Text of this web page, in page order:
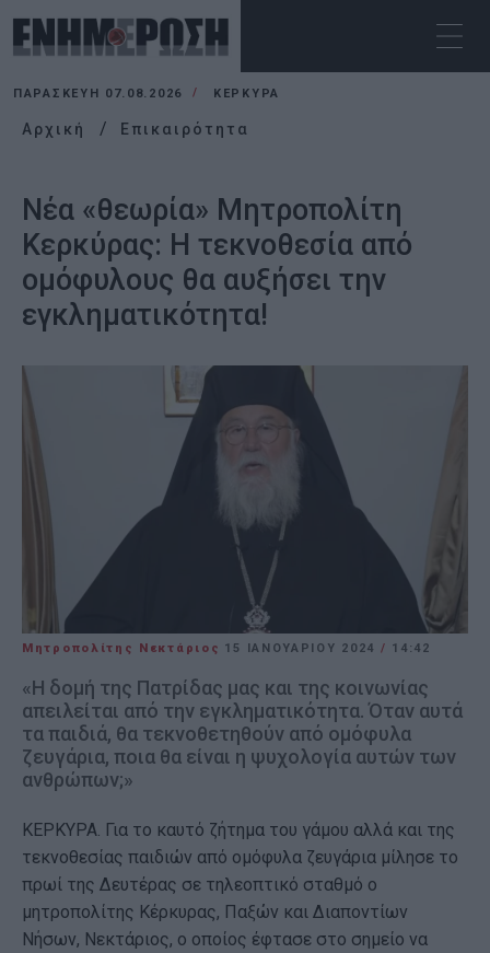
ΠΑΡΑΣΚΕΥΉ 07.08.2026 ΚΕΡΚΥΡΑ
Αρχική Επικαιρότητα
Νέα «θεωρία» Μητροπολίτη
Κερκύρας: Η τεκνοθεσία από
ομόφυλους θα αυξήσει την
εγκληματικότητα!
Μητροπολίτης Νεκτάριος 15 ΙΑΝΟΥΑΡΊΟΥ 2024 / 14:42
«H δομή της Πατρίδας μας και της κοινωνίας
απειλείται από την εγκληματικότητα. Όταν αυτά
τα παιδιά, θα τεκνοθετηθούν από ομόφυλα
ζευγάρια, ποια θα είναι η ψυχολογία αυτών των
ανθρώπων;»
ΚΕΡΚΥΡΑ. Για το καυτό ζήτημα του γάμου αλλά και της
τεκνοθεσίας παιδιών από ομόφυλα ζευγάρια μίλησε το
πρωί της Δευτέρας σε τηλεοπτικό σταθμό ο
μητροπολίτης Κέρκυρας, Παξών και Διαποντίων
Νήσων, Νεκτάριος, ο οποίος έφτασε στο σημείο να